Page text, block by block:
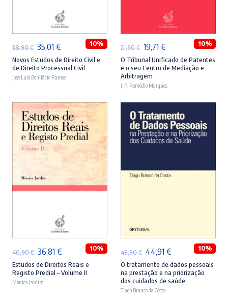
ADICIONAR
38,90€ O
preço
original
38,90 €.
35,01 €O
preço
atual
35,01 €.
10%
Novos Estudos de Direito Civil e
de Direito Processual Civil
José Luís Bonifácio Ramos
ADICIONAR
21,90€ O
preço
original
era:
21,90 €.
19,71 €O
preço
atual
é:
19,71 €.
10%
O Tribunal Unificado de Patentes
e o seu Centro de Mediação e
Arbitragem
J. P. Remédio Marques
ADICIONAR
40,90€ O
preço
original
36,81 €O
preço
atual
10%
Estudos de Direitos Reais e
Registo Predial – Volume II
Mónica Jardim
49,90€ O
preço
original
era:
44,91 €O
preço
atual
10%
O tratamento de dados pessoais
na prestação e na priorização
dos cuidados de saúde
Tiago Branco da Costa